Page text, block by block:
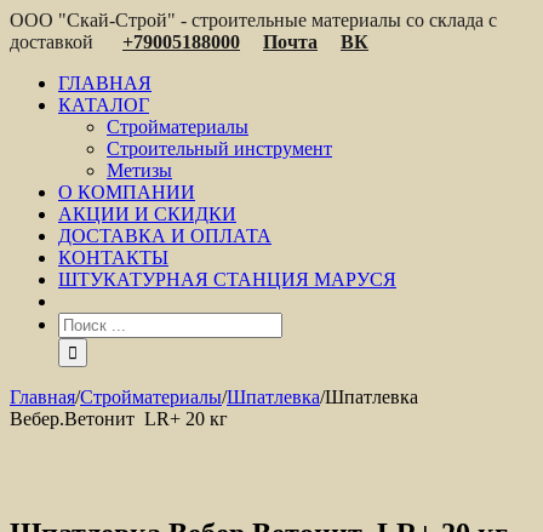
ООО "Скай-Строй" - строительные материалы со склада с
доставкой
+79005188000 Почта
ВК
ГЛАВНАЯ
КАТАЛОГ
Стройматериалы
Строительный инструмент
Метизы
О КОМПАНИИ
АКЦИИ И СКИДКИ
ДОСТАВКА И ОПЛАТА
КОНТАКТЫ
ШТУКАТУРНАЯ СТАНЦИЯ МАРУСЯ
Главная/Стройматериалы/Шпатлевка/Шпатлевка
Вебер.Ветонит LR+ 20 кг